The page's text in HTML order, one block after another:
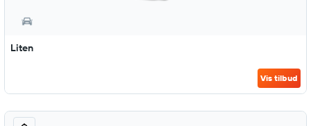
Liten
Vis tilbud